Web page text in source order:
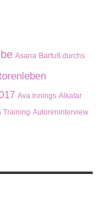
Asana Barfuß durchs
Ava Innings Alkatar
Training Autoreninterview